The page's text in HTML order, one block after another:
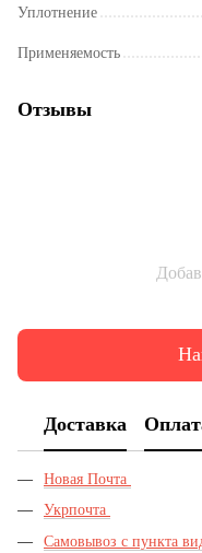
Уплотнение
Применяемость
Отзывы
Доставка
Новая Почта
Укрпочта
Самовывоз с пункта